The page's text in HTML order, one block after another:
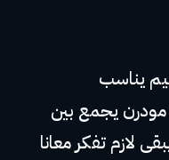
يناسب
يجمع بين
لازم تفكر معانا